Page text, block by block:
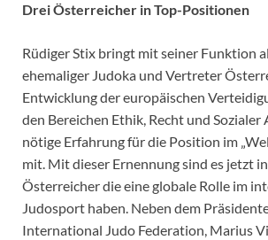
Drei Österreicher in Top-Positionen
Rüdiger Stix bringt mit seiner Funktion
ehemaliger Judoka und Vertreter
Entwicklung der europäischen
den Bereichen Ethik, Recht und Sozialer
nötige Erfahrung für die Position im
mit. Mit dieser Ernennung sind es jetzt
Österreicher die eine globale Rolle im
Judosport haben. Neben dem
International Judo Federation, Marius